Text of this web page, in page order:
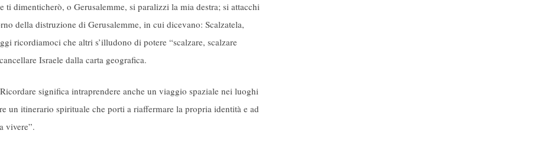
dimenticherò, o Gerusalemme, si paralizzi la mia destra; si attacchi
distruzione di Gerusalemme, in cui dicevano: Scalzatela,
ricordiamoci che altri s’illudono di potere “scalzare, scalzare
Israele dalla carta geografica.
significa intraprendere anche un viaggio spaziale nei luoghi
un itinerario spirituale che porti a riaffermare la propria identità e ad
vivere”.